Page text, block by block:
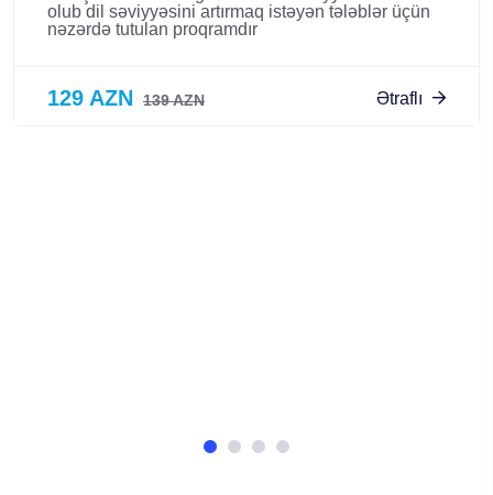
olub dil səviyyəsini artırmaq istəyən tələblər üçün
nəzərdə tutulan proqramdır
129 AZN 139 AZN Ətraflı